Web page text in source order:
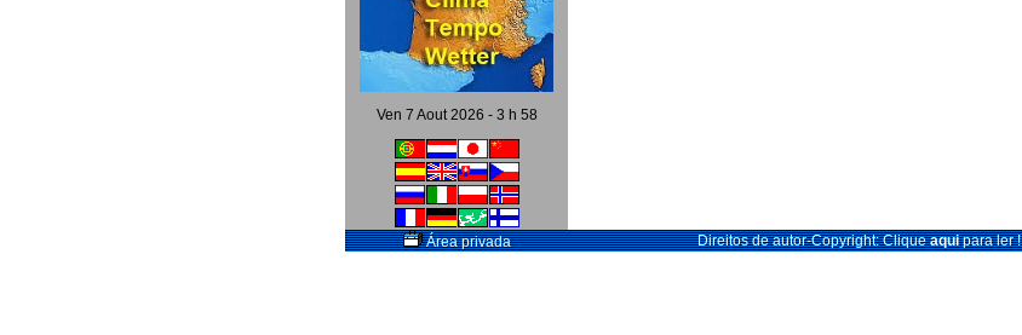
Ven 7 Aout 2026 - 3 h 58
Área privada Direitos de autor-Copyright: Cliqueaquipara ler !